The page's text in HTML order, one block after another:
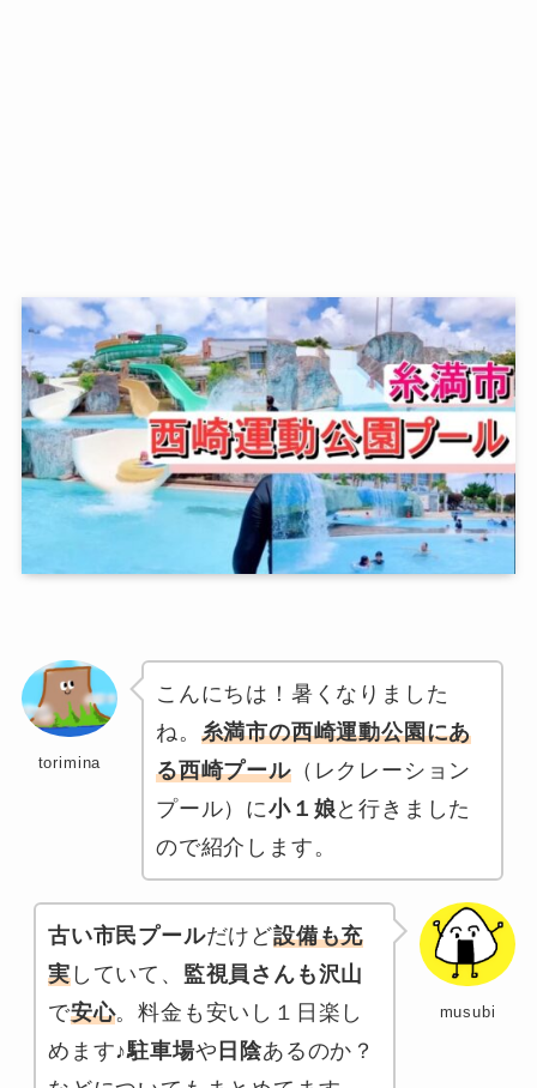
torimina
こんにちは！暑くなりました
ね。 糸満市の西崎運動公園にあ
る西崎プール（レクレーション
プール）に小１娘と行きました
ので紹介します。
musubi
古い市民プールだけど設備も充
実していて、 監視員さんも沢山
で安心。料金も安いし１日楽し
めます♪駐車場や 日陰あるのか？